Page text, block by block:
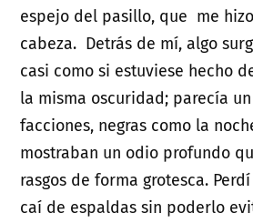
espejo del pasillo, que me
cabeza. Detrás de mí, algo
casi como si estuviese hecho
la misma oscuridad; parecía
facciones, negras como la
mostraban un odio profundo
rasgos de forma grotesca.
caí de espaldas sin poderlo